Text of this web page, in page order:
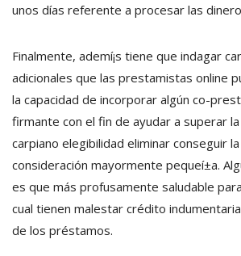
unos días referente a procesar las
Finalmente, ademí¡s tiene que indagar
adicionales que las prestamistas online
la capacidad de incorporar algún co-
firmante con el fin de ayudar a superar
carpiano elegibilidad eliminar conseguir
consideración mayormente pequeí±a.
es que más profusamente saludable
cual tienen malestar crédito
de los préstamos.